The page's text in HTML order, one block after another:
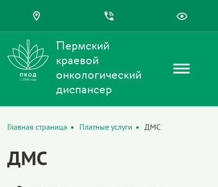
Пермский
краевой
онкологический
диспансер
Главная страница Платные услуги ДМС
ДМС